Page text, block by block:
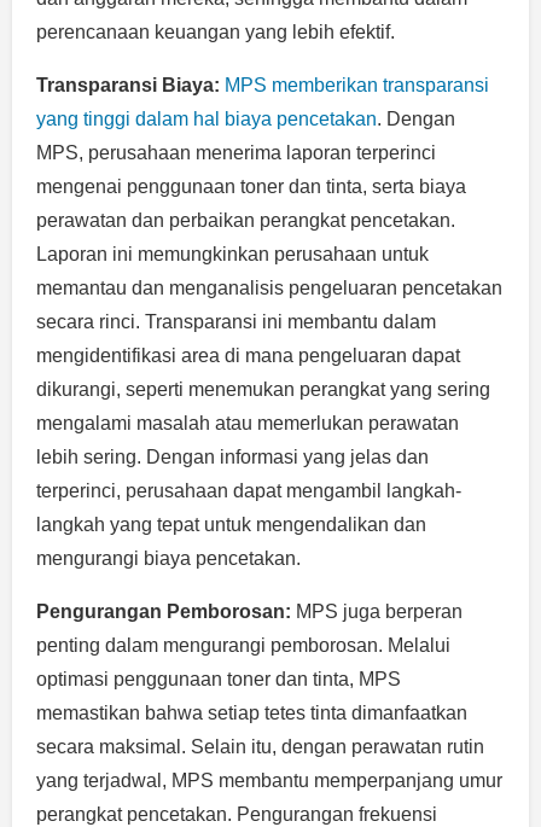
perencanaan keuangan yang lebih efektif.
Transparansi Biaya: MPS memberikan transparansi
yang tinggi dalam hal biaya pencetakan. Dengan
MPS, perusahaan menerima laporan terperinci
mengenai penggunaan toner dan tinta, serta biaya
perawatan dan perbaikan perangkat pencetakan.
Laporan ini memungkinkan perusahaan untuk
memantau dan menganalisis pengeluaran pencetakan
secara rinci. Transparansi ini membantu dalam
mengidentifikasi area di mana pengeluaran dapat
dikurangi, seperti menemukan perangkat yang sering
mengalami masalah atau memerlukan perawatan
lebih sering. Dengan informasi yang jelas dan
terperinci, perusahaan dapat mengambil langkah-
langkah yang tepat untuk mengendalikan dan
mengurangi biaya pencetakan.
Pengurangan Pemborosan: MPS juga berperan
penting dalam mengurangi pemborosan. Melalui
optimasi penggunaan toner dan tinta, MPS
memastikan bahwa setiap tetes tinta dimanfaatkan
secara maksimal. Selain itu, dengan perawatan rutin
yang terjadwal, MPS membantu memperpanjang umur
perangkat pencetakan. Pengurangan frekuensi